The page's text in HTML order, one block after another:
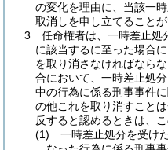
の変化を理由に、当該一
取消しを申し立てることが
3
任命権者は、一時差止処
に該当するに至った場合
を取り消さなければならな
合において、一時差止処
中の行為に係る刑事事件
の他これを取り消すこと
反すると認めるときは、こ
(1)
一時差止処分を受け